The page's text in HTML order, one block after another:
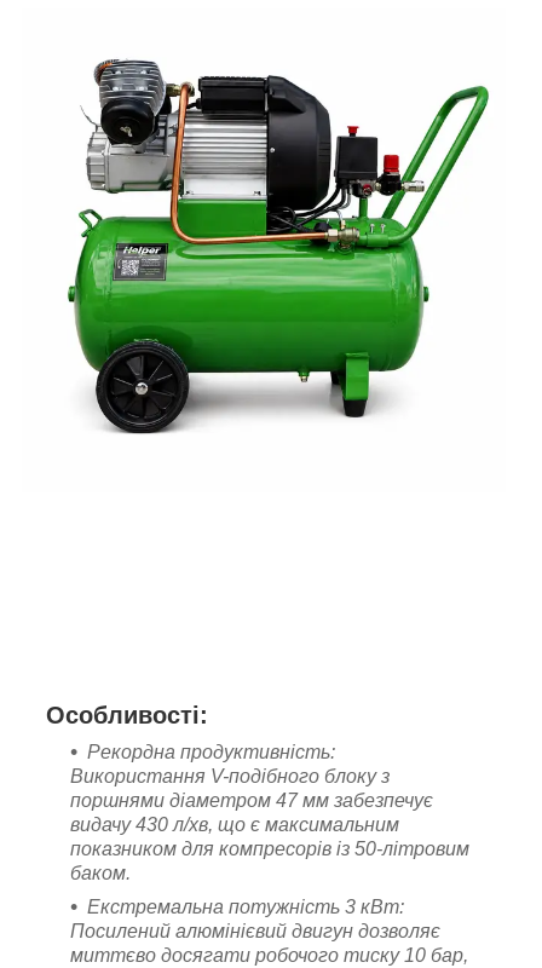
Особливості:
Рекордна продуктивність:
Використання V-подібного блоку з
поршнями діаметром 47 мм забезпечує
видачу 430 л/хв, що є максимальним
показником для компресорів із 50-літровим
баком.
Екстремальна потужність 3 кВт:
Посилений алюмінієвий двигун дозволяє
миттєво досягати робочого тиску 10 бар,